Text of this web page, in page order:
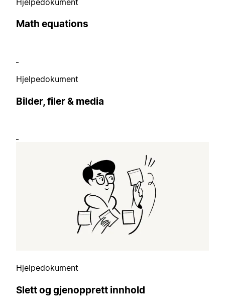
Math equations
Hjelpedokument
Bilder, filer & media
Hjelpedokument
Slett og gjenopprett innhold